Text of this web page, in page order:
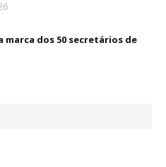
marca dos 50 secretários de